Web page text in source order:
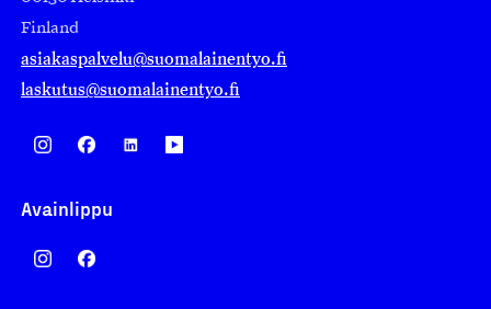
Finland
asiakaspalvelu@suomalainentyo.fi
laskutus@suomalainentyo.fi
Avainlippu